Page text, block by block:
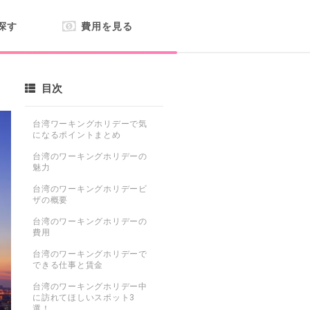
す 費用を見る
目次
台湾ワーキングホリデーで気
になるポイントまとめ
台湾のワーキングホリデーの
魅力
台湾のワーキングホリデービ
ザの概要
台湾のワーキングホリデーの
費用
台湾のワーキングホリデーで
できる仕事と賃金
台湾のワーキングホリデー中
に訪れてほしいスポット3